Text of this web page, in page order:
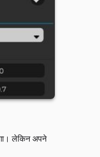
लेकिन अपने